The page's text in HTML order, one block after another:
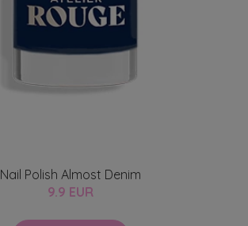
Nail Polish Almost Denim
9.9 EUR